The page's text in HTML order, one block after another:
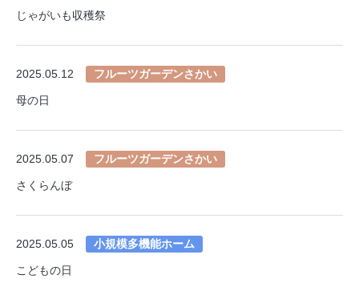
じゃがいも収穫祭
2025.05.12 フルーツガーデンさかい
母の日
2025.05.07 フルーツガーデンさかい
さくらんぼ
2025.05.05 小規模多機能ホーム
こどもの日